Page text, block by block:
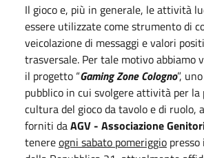
Il gioco e, più in generale, le attività
essere utilizzate come strumento di
veicolazione di messaggi e valori
trasversale. Per tale motivo abbiamo
il progetto “Gaming Zone Cologno”,
pubblico in cui svolgere attività per la
cultura del gioco da tavolo e di ruolo,
forniti daAGV - Associazione
tenereogni sabato pomeriggio